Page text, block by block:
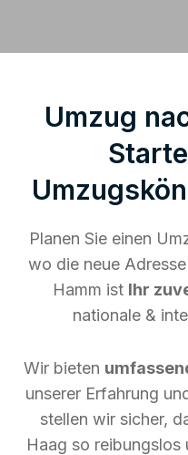
Umzug
Planen Sie einen
wo die neue
Hamm ist Ihr
nationale &
Wir bieten
unserer Erfahrung
stellen wir sicher,
Haag so